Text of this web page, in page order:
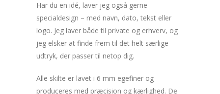
Har du en idé, laver jeg også gerne
specialdesign – med navn, dato, tekst eller
logo. Jeg laver både til private og erhverv, og
jeg elsker at finde frem til det helt særlige
udtryk, der passer til netop dig.
Alle skilte er lavet i 6 mm egefiner og
produceres med præcision og kærlighed. De